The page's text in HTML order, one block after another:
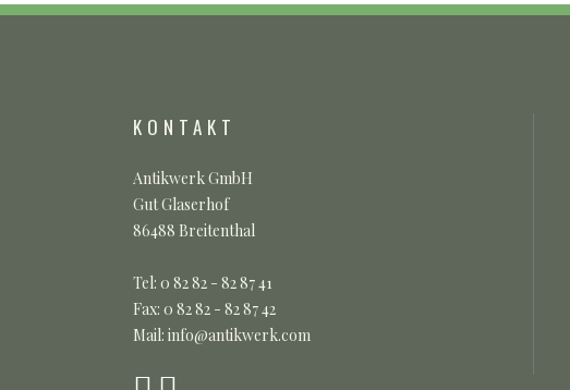
KONTAKT
Antikwerk GmbH
Gut Glaserhof
86488 Breitenthal
Tel: 0 82 82 - 82 87 41
Fax: 0 82 82 - 82 87 42
Mail: info@antikwerk.com